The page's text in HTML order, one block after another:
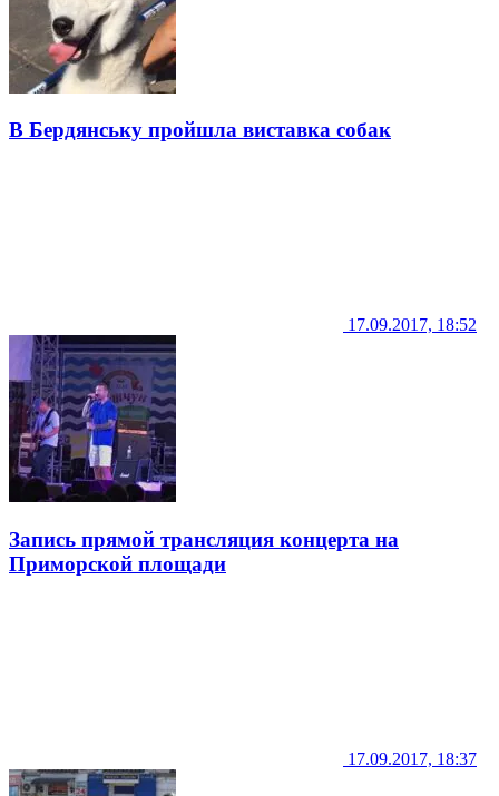
В Бердянську пройшла виставка собак
17.09.2017, 18:52
Запись прямой трансляция концерта на
Приморской площади
17.09.2017, 18:37